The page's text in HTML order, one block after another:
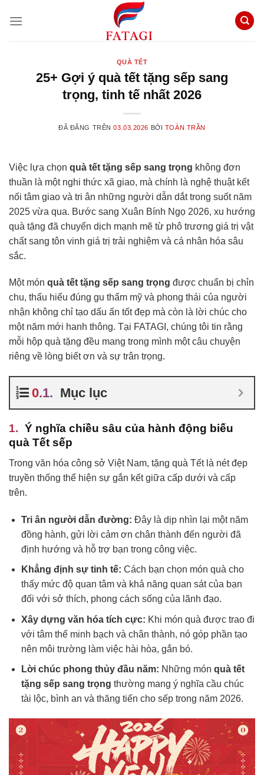
đến
QUÀ TẾT
25+ Gợi ý quà tết tặng sếp sang
trọng, tinh tế nhất 2026
ĐÃ ĐĂNG TRÊN03.03.2026 BỞI TOÀN TRẦN
Việc lựa chọn quà tết tặng sếp sang trọng không đơn
thuần là một nghi thức xã giao, mà chính là nghệ thuật kết
nối tâm giao và tri ân những người dẫn dắt trong suốt năm
2025 vừa qua. Bước sang Xuân Bính Ngọ 2026, xu hướng
quà tặng đã chuyển dịch mạnh mẽ từ phô trương giá trị vật
chất sang tôn vinh giá trị trải nghiệm và cá nhân hóa sâu
sắc.
Một món quà tết tặng sếp sang trọng được chuẩn bị chỉn
chu, thấu hiểu đúng gu thẩm mỹ và phong thái của người
nhận không chỉ tạo dấu ấn tốt đẹp mà còn là lời chúc cho
một năm mới hanh thông. Tại FATAGI, chúng tôi tin rằng
mỗi hộp quà tặng đều mang trong mình một câu chuyện
riêng về lòng biết ơn và sự trân trọng.
Mục lục
Ý nghĩa chiều sâu của hành động biếu
quà Tết sếp
Trong văn hóa công sở Việt Nam, tặng quà Tết là nét đẹp
truyền thống thể hiện sự gắn kết giữa cấp dưới và cấp
trên.
Tri ân người dẫn đường: Đây là dịp nhìn lại một năm
đồng hành, gửi lời cảm ơn chân thành đến người đã
định hướng và hỗ trợ bạn trong công việc.
Khẳng định sự tinh tế: Cách bạn chọn món quà cho
thấy mức độ quan tâm và khả năng quan sát của bạn
đối với sở thích, phong cách sống của lãnh đạo.
Xây dựng văn hóa tích cực: Khi món quà được trao đi
với tâm thế minh bạch và chân thành, nó góp phần tạo
nên môi trường làm việc hài hòa, gắn bó.
Lời chúc phong thủy đầu năm: Những món quà tết
tặng sếp sang trọng thường mang ý nghĩa cầu chúc
tài lộc, bình an và thăng tiến cho sếp trong năm 2026.